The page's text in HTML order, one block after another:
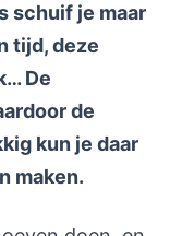
schuif je maar
tijd, deze
De
de
kun je daar
maken.